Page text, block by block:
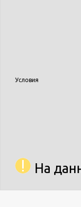
Условия
На